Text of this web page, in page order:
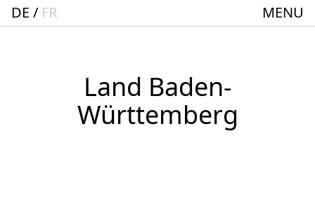
DE FR MENU
Startseite
ACTO – Städte und Gemeindebund-Theater
Land Baden-
Württemberg